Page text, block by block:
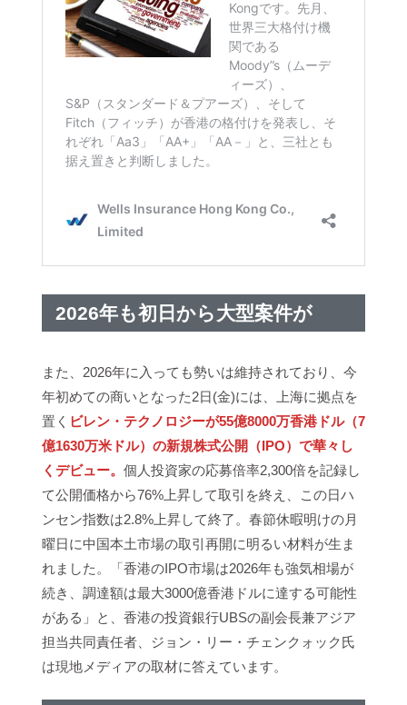
2026年も初日から大型案件が
また、2026年に入っても勢いは維持されており、今
年初めての商いとなった2日(金)には、上海に拠点を
置く ビレン・テクノロジーが55億8000万香港ドル（7
億1630万米ドル）の新規株式公開（IPO）で華々し
くデビュー。 個人投資家の応募倍率2,300倍を記録し
て公開価格から76%上昇して取引を終え、この日ハ
ンセン指数は2.8%上昇して終了。春節休暇明けの月
曜日に中国本土市場の取引再開に明るい材料が生ま
れました。「香港のIPO市場は2026年も強気相場が
続き、調達額は最大3000億香港ドルに達する可能性
がある」と、香港の投資銀行UBSの副会長兼アジア
担当共同責任者、ジョン・リー・チェンクォック氏
は現地メディアの取材に答えています。